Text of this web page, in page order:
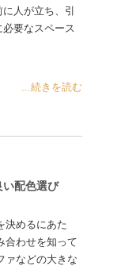
人が立ち、引
要なスペース
...続きを読む
い配色選び
決めるにあた
合わせを知って
ァなどの大きな